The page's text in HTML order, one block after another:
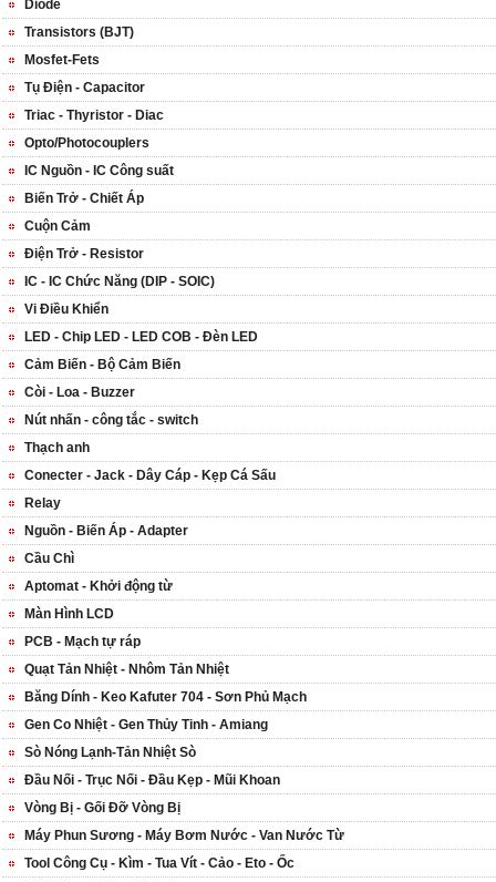
Diode
Transistors (BJT)
Mosfet-Fets
Tụ Điện - Capacitor
Triac - Thyristor - Diac
Opto/Photocouplers
IC Nguồn - IC Công suất
Biến Trở - Chiết Áp
Cuộn Cảm
Điện Trở - Resistor
IC - IC Chức Năng (DIP - SOIC)
Vi Điều Khiển
LED - Chip LED - LED COB - Đèn LED
Cảm Biến - Bộ Cảm Biến
Còi - Loa - Buzzer
Nút nhấn - công tắc - switch
Thạch anh
Conecter - Jack - Dây Cáp - Kẹp Cá Sấu
Relay
Nguồn - Biến Áp - Adapter
Cầu Chì
Aptomat - Khởi động từ
Màn Hình LCD
PCB - Mạch tự ráp
Quạt Tản Nhiệt - Nhôm Tản Nhiệt
Băng Dính - Keo Kafuter 704 - Sơn Phủ Mạch
Gen Co Nhiệt - Gen Thủy Tinh - Amiang
Sò Nóng Lạnh-Tản Nhiệt Sò
Đầu Nối - Trục Nối - Đầu Kẹp - Mũi Khoan
Vòng Bị - Gối Đỡ Vòng Bị
Máy Phun Sương - Máy Bơm Nước - Van Nước Từ
Tool Công Cụ - Kìm - Tua Vít - Cảo - Eto - Ốc